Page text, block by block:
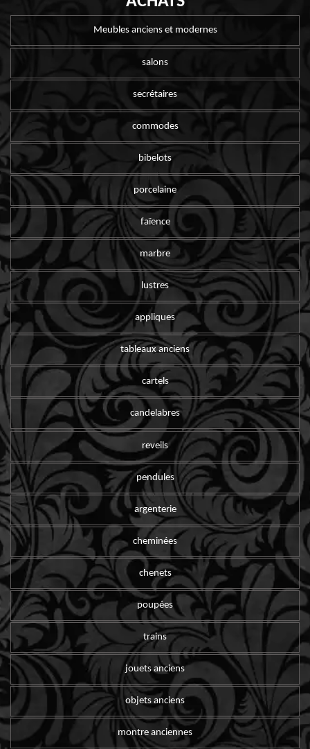
Meubles anciens et modernes
salons
secrétaires
commodes
bibelots
porcelaine
faïence
marbre
lustres
appliques
tableaux anciens
cartels
candelabres
reveils
pendules
argenterie
cheminées
chenets
poupées
trains
jouets anciens
objets anciens
montre anciennes